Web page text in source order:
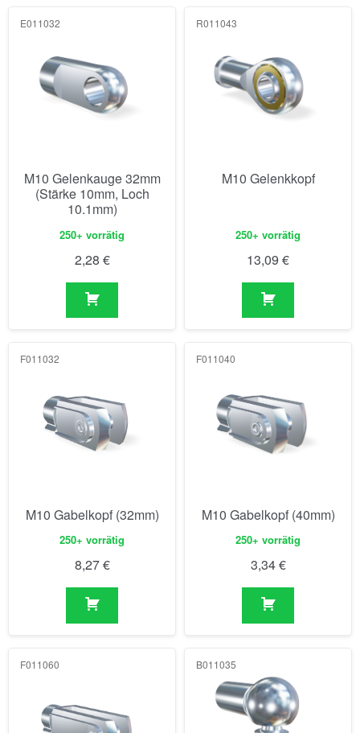
E011032
M10 Gelenkauge 32mm
(Stärke 10mm, Loch
10.1mm)
250+ vorrätig
2,28 €
R011043
M10 Gelenkkopf
250+ vorrätig
13,09 €
F011032
M10 Gabelkopf (32mm)
250+ vorrätig
8,27€
F011040
M10 Gabelkopf (40mm)
250+ vorrätig
3,34€
F011060 B011035